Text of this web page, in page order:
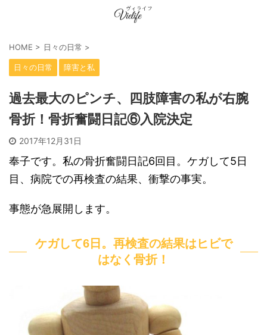
HOME > 日々の日常 >
日々の日常 障害と私
過去最大のピンチ、四肢障害の私が右腕
骨折！骨折奮闘日記⑥入院決定
2017年12月31日
奉子です。私の骨折奮闘日記6回目。ケガして5日
目、病院での再検査の結果、衝撃の事実。
事態が急展開します。
ケガして6日。再検査の結果はヒビで
はなく骨折！